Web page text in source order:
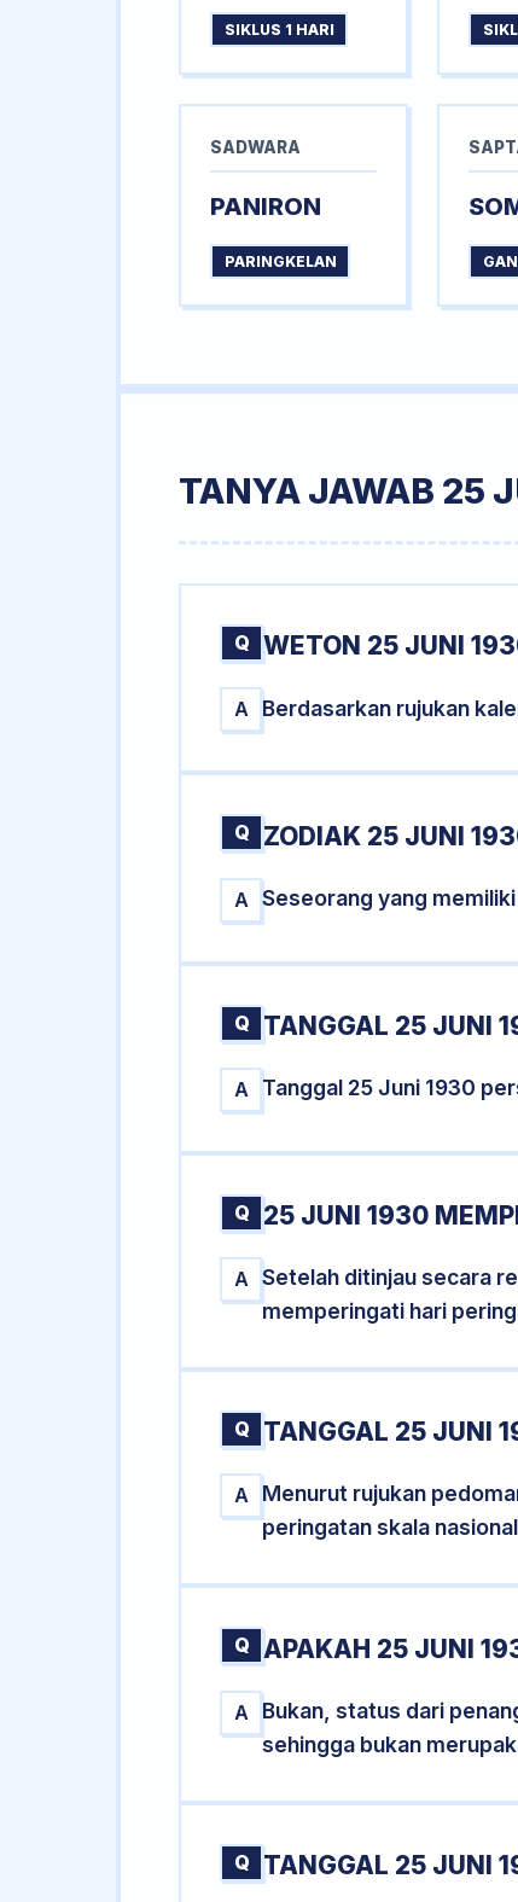
SIKLUS 1 HARI
SADWARA
PANIRON
PARINGKELAN
TANYA JAWAB 25
Q WETON 25 JUNI
A Berdasarkan rujukan
Q ZODIAK 25 JUNI
A Seseorang yang
Q TANGGAL 25 JUNI
A Tanggal 25 Juni 1930
Q 25 JUNI 1930
A
Setelah ditinjau secara
memperingati hari
Q TANGGAL 25 JUNI
A
Menurut rujukan
peringatan skala
Q APAKAH 25 JUNI
A
Bukan, status dari
sehingga bukan
Q TANGGAL 25 JUNI